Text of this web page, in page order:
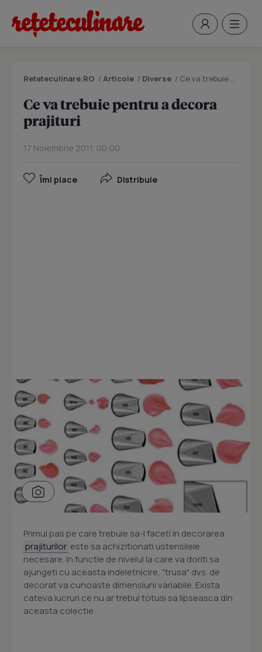
Reteteculinare.RO / Articole / Diverse / Ce va trebuie pentru a decora prajituri
Ce va trebuie pentru a decora
prajituri
17 Noiembrie 2011, 00:00
Îmi place Distribuie
Primul pas pe care trebuie sa-l faceti in decorarea
prajiturilor este sa achizitionati ustensilele
necesare. In functie de nivelul la care va doriti sa
ajungeti cu aceasta indeletnicire, "trusa" dvs. de
decorat va cunoaste dimensiuni variabile. Exista
cateva lucruri ce nu ar trebui totusi sa lipseasca din
aceasta colectie.